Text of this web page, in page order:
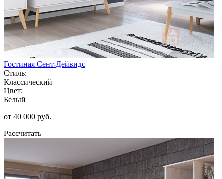
Гостиная Сент-Дейвидс
Стиль:
Классический
Цвет:
Белый
от 40 000 руб.
Рассчитать